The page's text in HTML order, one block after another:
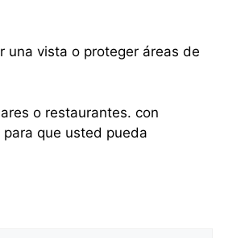
una vista o proteger áreas de
o restaurantes. con
que usted pueda